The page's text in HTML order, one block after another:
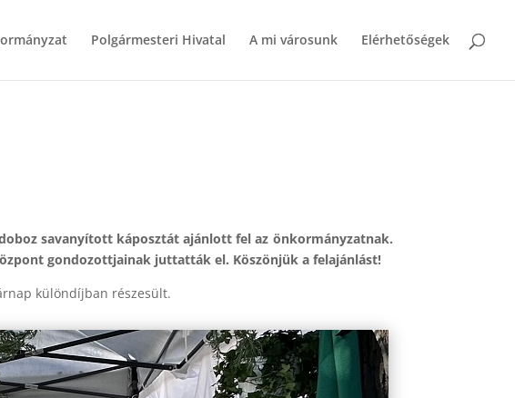
Polgármesteri Hivatal A mi városunk Elérhetőségek
doboz savanyított káposztát ajánlott fel az önkormányzatnak.
gondozottjainak juttatták el. Köszönjük a felajánlást!
különdíjban részesült.